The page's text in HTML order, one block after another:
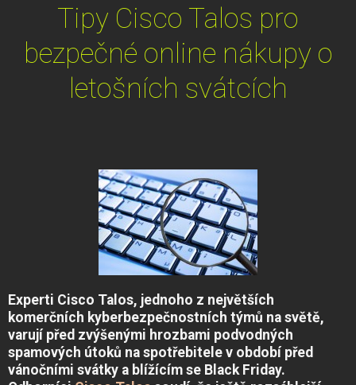
Tipy Cisco Talos pro
bezpečné online nákupy o
letošních svátcích
Experti Cisco Talos, jednoho z největších
komerčních kyberbezpečnostních týmů na světě,
varují před zvýšenými hrozbami podvodných
spamových útoků na spotřebitele v období před
vánočními svátky a blížícím se Black Friday.